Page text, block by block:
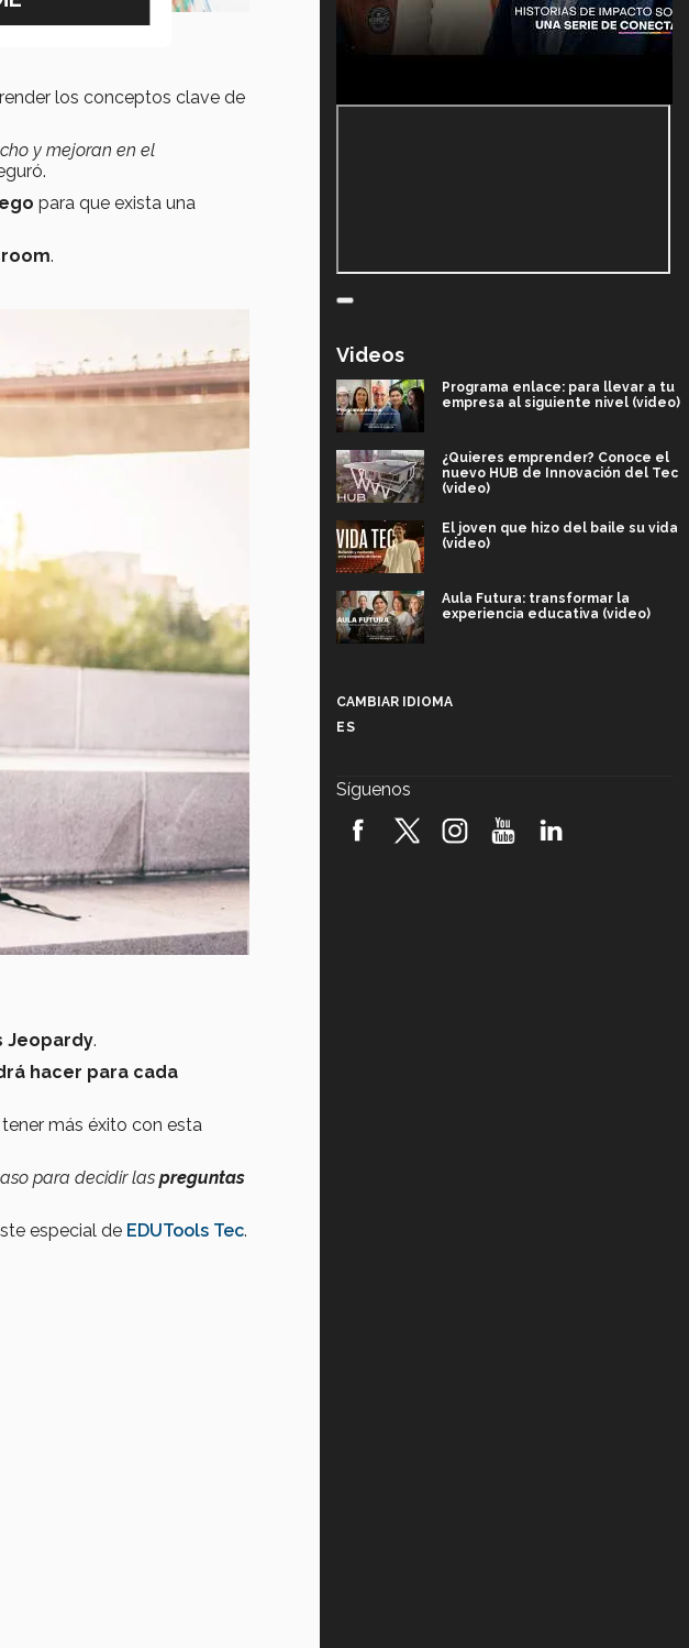
los conceptos clave de
y mejoran en el
para que exista una
.
Jeopardy.
hacer para cada
más éxito con esta
para decidir las preguntas
especial de EDUTools Tec.
Videos
Programa enlace: para llevar a tu
empresa al siguiente nivel (video)
¿Quieres emprender? Conoce el
nuevo HUB de Innovación del Tec
(video)
El joven que hizo del baile su vida
(video)
Aula Futura: transformar la
experiencia educativa (video)
robótica FIRST 2026! (video)
CAMBIAR IDIOMA
ES
Síguenos